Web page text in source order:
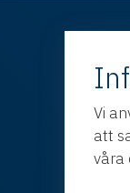
Vi
att
våra